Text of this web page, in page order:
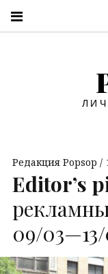
Редакция Popsop
Editor’s
09/